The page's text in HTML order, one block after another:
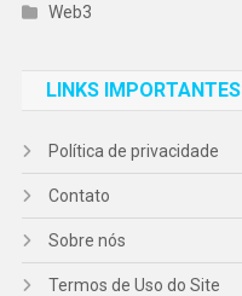
Web3
LINKS IMPORTANTES
Política de privacidade
Contato
Sobre nós
Termos de Uso do Site